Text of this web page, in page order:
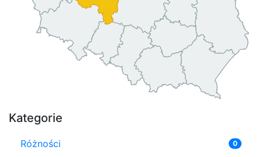
Kategorie
Różności 0